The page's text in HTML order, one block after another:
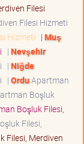
Filesi
Filesi Hizmeti
Hizmeti | Muş
| Nevşehir
| Niğde
| OrduApartman
Boşluk
Boşluk Filesi,
Filesi,
Filesi, Merdiven